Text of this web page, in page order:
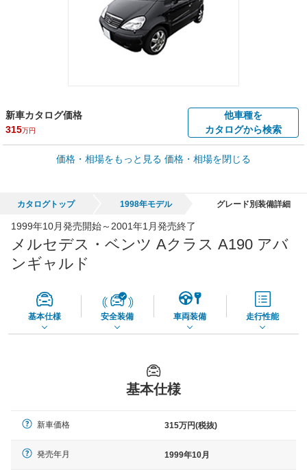
新車カタログ価格
315万円
他車種を
カタログから検索
車買取価格 *
車買取相場
65,050円
*当該価格は車種別の価格となります。
価格・相場をもっと見る 価格・相場を閉じる
カタログトップ 1998年モデル グレード別装備詳細
1999年10月発売開始～2001年1月発売終了
メルセデス・ベンツ Aクラス A190 アバ
ンギャルド
基本仕様 安全装備 車両装備 走行性能
基本仕様
新車価格 315万円(税抜)
発売年月 1999年10月